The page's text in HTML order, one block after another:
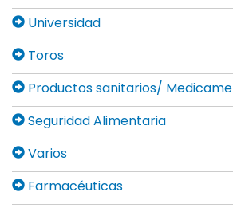
Universidad
Toros
Productos sanitarios/
Seguridad Alimentaria
Varios
Farmacéuticas